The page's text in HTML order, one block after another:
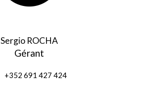
Sergio ROCHA
Gérant
+352 691 427 424